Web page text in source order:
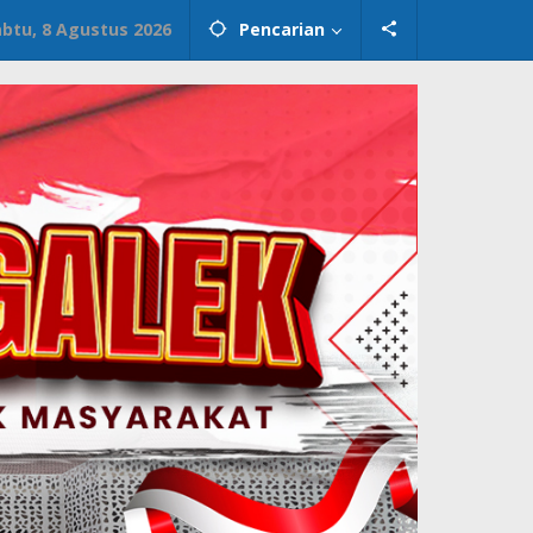
8 Agustus 2026 Pencarian